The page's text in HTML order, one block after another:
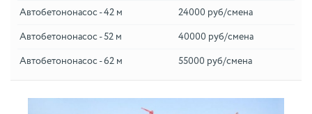
Автобетононасос - 42 м 24000 руб/смена
Автобетононасос - 52 м 40000 руб/смена
Автобетононасос - 62 м 55000 руб/смена